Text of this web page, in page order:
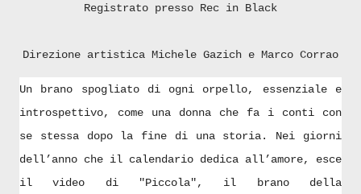
Registrato presso Rec in Black
Direzione artistica Michele Gazich e Marco Corrao
Un brano spogliato di ogni orpello, essenziale e
introspettivo, come una donna che fa i conti con
se stessa dopo la fine di una storia. Nei giorni
dell’anno che il calendario dedica all’amore, esce
il video di "Piccola", il brano della